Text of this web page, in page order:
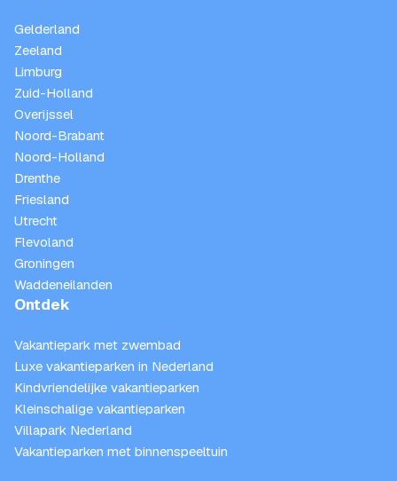
Gelderland
Zeeland
Limburg
Zuid-Holland
Overijssel
Noord-Brabant
Noord-Holland
Drenthe
Friesland
Utrecht
Flevoland
Groningen
Waddeneilanden
Ontdek
Vakantiepark met zwembad
Luxe vakantieparken in Nederland
Kindvriendelijke vakantieparken
Kleinschalige vakantieparken
Villapark Nederland
Vakantieparken met binnenspeeltuin